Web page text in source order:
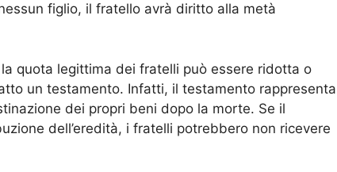
figlio, il fratello avrà diritto alla metà
quota legittima dei fratelli può essere ridotta o
un testamento. Infatti, il testamento rappresenta
dei propri beni dopo la morte. Se il
dell’eredità, i fratelli potrebbero non ricevere